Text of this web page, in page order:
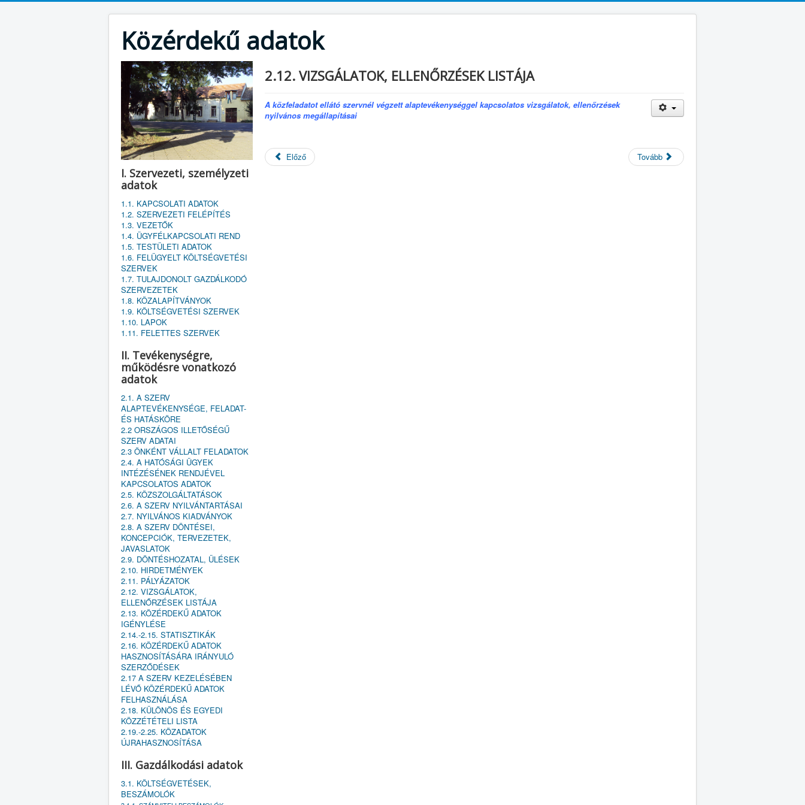
Közérdekű adatok
I. Szervezeti, személyzeti
adatok
1.1. KAPCSOLATI ADATOK
1.2. SZERVEZETI FELÉPÍTÉS
1.3. VEZETŐK
1.4. ÜGYFÉLKAPCSOLATI REND
1.5. TESTÜLETI ADATOK
1.6. FELÜGYELT KÖLTSÉGVETÉSI
SZERVEK
1.7. TULAJDONOLT GAZDÁLKODÓ
SZERVEZETEK
1.8. KÖZALAPÍTVÁNYOK
1.9. KÖLTSÉGVETÉSI SZERVEK
1.10. LAPOK
1.11. FELETTES SZERVEK
II. Tevékenységre,
működésre vonatkozó
adatok
2.1. A SZERV
ALAPTEVÉKENYSÉGE, FELADAT-
ÉS HATÁSKÖRE
2.2 ORSZÁGOS ILLETŐSÉGŰ
SZERV ADATAI
2.3 ÖNKÉNT VÁLLALT FELADATOK
2.4. A HATÓSÁGI ÜGYEK
INTÉZÉSÉNEK RENDJÉVEL
KAPCSOLATOS ADATOK
2.5. KÖZSZOLGÁLTATÁSOK
2.6. A SZERV NYILVÁNTARTÁSAI
2.7. NYILVÁNOS KIADVÁNYOK
2.8. A SZERV DÖNTÉSEI,
KONCEPCIÓK, TERVEZETEK,
JAVASLATOK
2.9. DÖNTÉSHOZATAL, ÜLÉSEK
2.10. HIRDETMÉNYEK
2.11. PÁLYÁZATOK
2.12. VIZSGÁLATOK,
ELLENŐRZÉSEK LISTÁJA
2.13. KÖZÉRDEKŰ ADATOK
IGÉNYLÉSE
2.14.-2.15. STATISZTIKÁK
2.16. KÖZÉRDEKŰ ADATOK
HASZNOSÍTÁSÁRA IRÁNYULÓ
SZERZŐDÉSEK
2.17 A SZERV KEZELÉSÉBEN
LÉVŐ KÖZÉRDEKŰ ADATOK
FELHASZNÁLÁSA
2.18. KÜLÖNÖS ÉS EGYEDI
KÖZZÉTÉTELI LISTA
2.19.-2.25. KÖZADATOK
ÚJRAHASZNOSÍTÁSA
III. Gazdálkodási adatok
3.1. KÖLTSÉGVETÉSEK,
BESZÁMOLÓK
2.12. VIZSGÁLATOK, ELLENŐRZÉSEK LISTÁJA
A közfeladatot ellátó szervnél végzett alaptevékenységgel kapcsolatos vizsgálatok, ellenőrzések
nyilvános megállapításai
Előző Tovább